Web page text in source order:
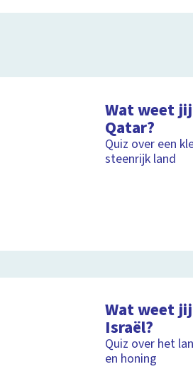
Wat weet
Qatar?
Quiz over een
steenrijk land
Wat weet
Israël?
Quiz over het
en honing